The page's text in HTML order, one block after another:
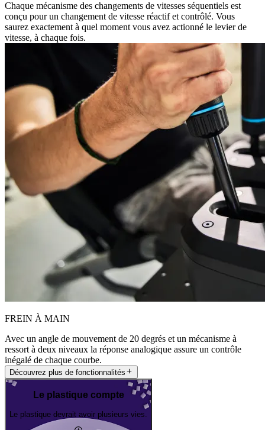
Chaque mécanisme des changements de vitesses séquentiels est
conçu pour un changement de vitesse réactif et contrôlé. Vous
saurez exactement à quel moment vous avez actionné le levier de
vitesse, à chaque fois.
FREIN À MAIN
Avec un angle de mouvement de 20 degrés et un mécanisme à
ressort à deux niveaux la réponse analogique assure un contrôle
inégalé de chaque courbe.
Découvrez plus de fonctionnalités
Le plastique compte
Le plastique devrait avoir plusieurs vies.